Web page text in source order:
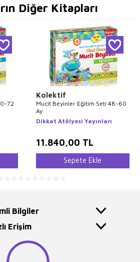
Diğer Kitapları
72
Kolektif
Mucit Beyinler Eğitim Seti 48-60
Ay
Dikkat Atölyesi Yayınları
11.840,00 TL
Sepete Ekle
Bilgiler
Erişim